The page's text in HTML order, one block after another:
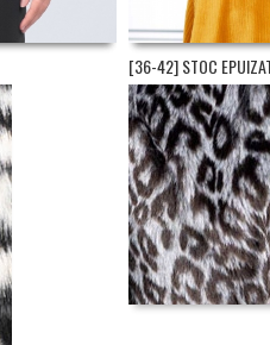
[36-42] STOC EPUIZAT